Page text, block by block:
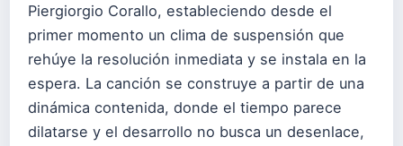
Piergiorgio Corallo, estableciendo desde el
primer momento un clima de suspensión que
rehúye la resolución inmediata y se instala en la
espera. La canción se construye a partir de una
dinámica contenida, donde el tiempo parece
dilatarse y el desarrollo no busca un desenlace,